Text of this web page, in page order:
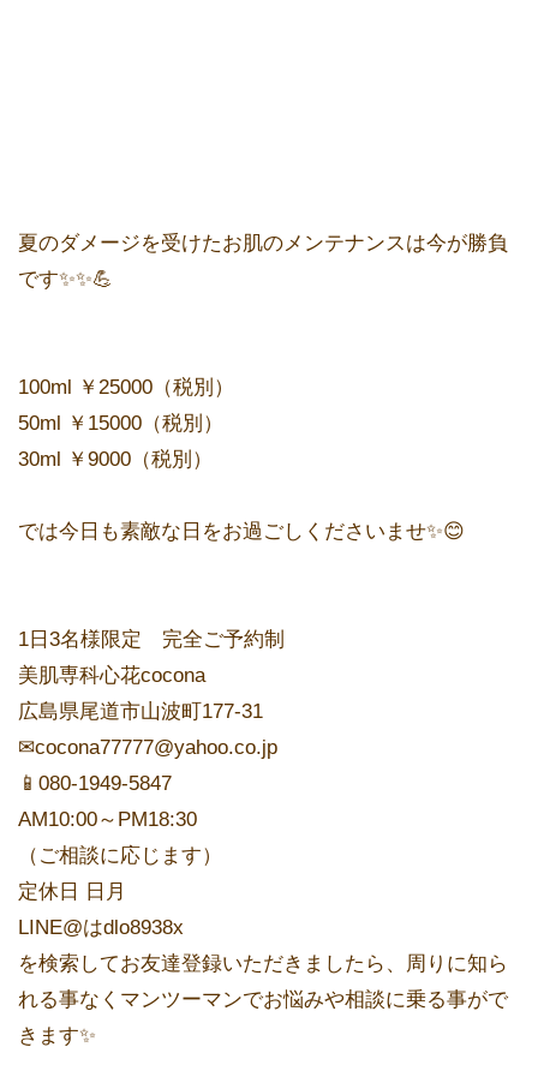
夏のダメージを受けたお肌のメンテナンスは今が勝負
です✨✨💪
100ml ￥25000（税別）
50ml ￥15000（税別）
30ml ￥9000（税別）
では今日も素敵な日をお過ごしくださいませ✨😊
1日3名様限定 完全ご予約制
美肌専科心花cocona
広島県尾道市山波町177-31
✉cocona77777@yahoo.co.jp
📱︎080-1949-5847
AM10:00～PM18:30
（ご相談に応じます）
定休日 日月
LINE@はdlo8938x
を検索してお友達登録いただきましたら、周りに知ら
れる事なくマンツーマンでお悩みや相談に乗る事がで
きます✨